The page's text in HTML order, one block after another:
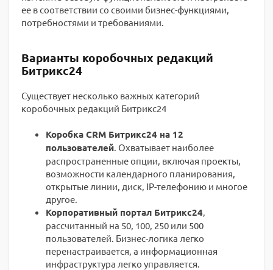
ее в соответствии со своими бизнес-функциями,
потребностями и требованиями.
Варианты коробочных редакций
Битрикс24
Существует несколько важных категорий
коробочных редакций Битрикс24
Коробка CRM Битрикс24 на 12
пользователей. Охватывает наиболее
распространенные опции, включая проекты,
возможности календарного планирования,
открытые линии, диск, IP-телефонию и многое
другое.
Корпоративный портал Битрикс24,
рассчитанный на 50, 100, 250 или 500
пользователей. Бизнес-логика легко
перенастраивается, а информационная
инфраструктура легко управляется.